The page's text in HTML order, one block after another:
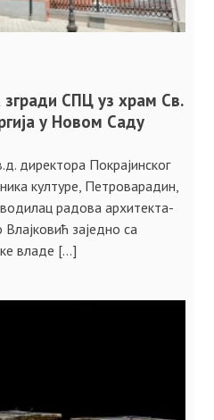
СПЦ уз храм Св.
у Новом Саду
директора Покрајинског
културе, Петроварадин,
радова архитекта-
заједно са
владе […]